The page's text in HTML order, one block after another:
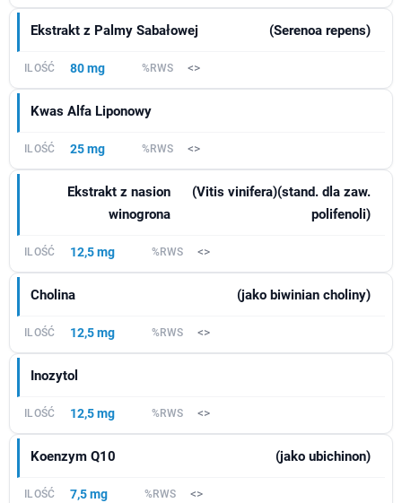
Ekstrakt z Palmy Sabałowej (Serenoa repens)
80 mg <>
Kwas Alfa Liponowy
25 mg <>
Ekstrakt z nasion
winogrona
(Vitis vinifera)(stand. dla zaw.
polifenoli)
12,5 mg <>
Cholina (jako biwinian choliny)
12,5 mg <>
Inozytol
12,5 mg <>
Koenzym Q10 (jako ubichinon)
7,5 mg <>